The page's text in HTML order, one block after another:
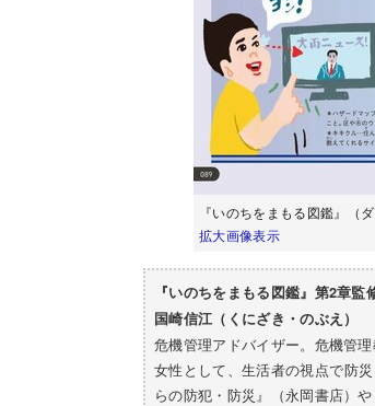
『いのちをまもる図鑑』（
拡大画像表示
『いのちをまもる図鑑』第2章監
国崎信江（くにざき・のぶえ）
危機管理アドバイザー。危機管
女性として、生活者の視点で防
らの防犯・防災』（永岡書店）